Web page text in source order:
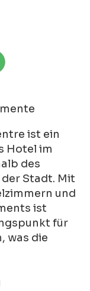
ist ein
Hotel im
des
Stadt. Mit
und
ist
für
was die